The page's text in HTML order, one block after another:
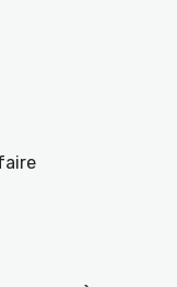
d'outils